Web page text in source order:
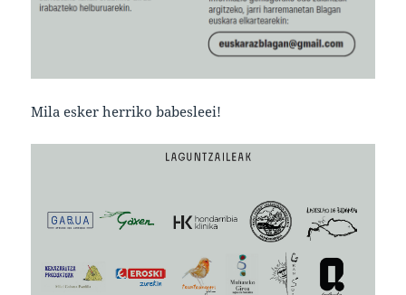
Mila esker herriko babesleei!